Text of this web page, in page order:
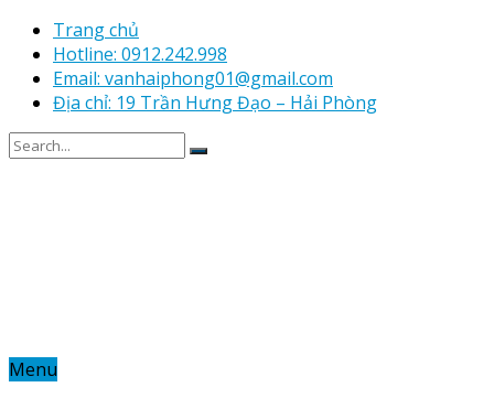
Trang chủ
Hotline: 0912.242.998
Email: vanhaiphong01@gmail.com
Địa chỉ: 19 Trần Hưng Đạo – Hải Phòng
Menu